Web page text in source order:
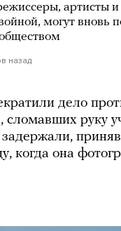
артисты и
могут вновь
назад
дело
сломавших руку
задержали, приняв
когда она